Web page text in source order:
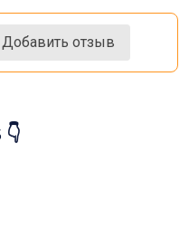
Добавить отзыв